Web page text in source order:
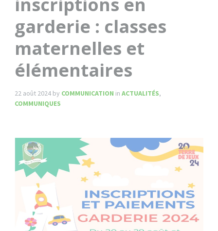
garderie : classes
maternelles et
élémentaires
22 août 2024 by COMMUNICATION in ACTUALITÉS,
COMMUNIQUES